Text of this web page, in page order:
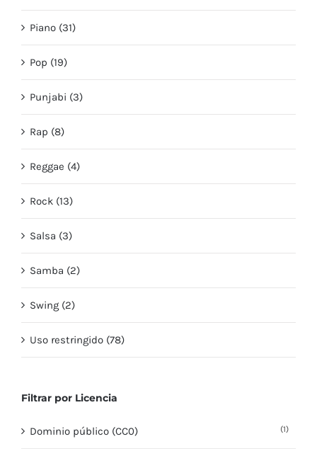
Piano (31)
Pop (19)
Punjabi (3)
Rap (8)
Reggae (4)
Rock (13)
Salsa (3)
Samba (2)
Swing (2)
Uso restringido (78)
Filtrar por Licencia
Dominio público (CC0) (1)